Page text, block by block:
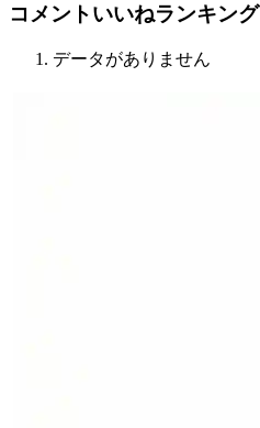
コメントいいねランキング
データがありません